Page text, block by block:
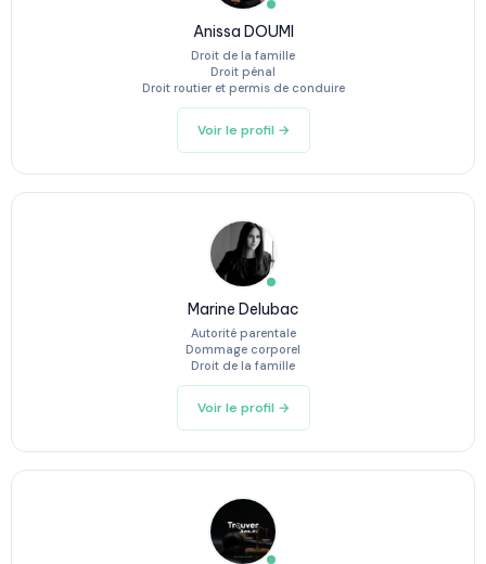
Anissa DOUMI
Droit de la famille
Droit pénal
Droit routier et permis de conduire
Voir le profil →
Marine Delubac
Autorité parentale
Dommage corporel
Droit de la famille
Voir le profil →